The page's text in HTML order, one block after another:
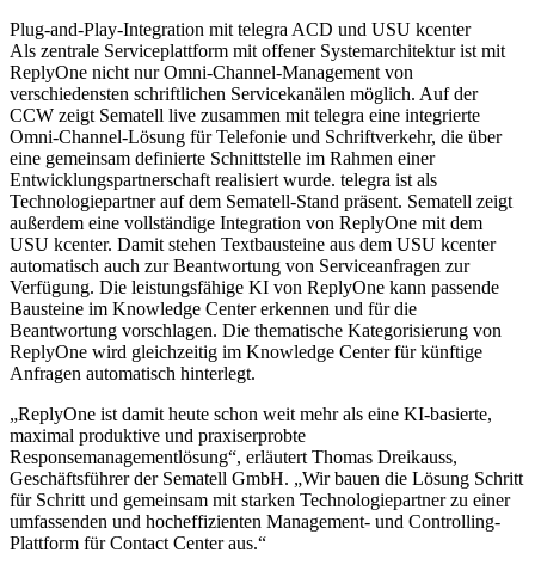
Plug-and-Play-Integration mit telegra ACD und USU kcenter
Als zentrale Serviceplattform mit offener Systemarchitektur ist mit
ReplyOne nicht nur Omni-Channel-Management von
verschiedensten schriftlichen Servicekanälen möglich. Auf der
CCW zeigt Sematell live zusammen mit telegra eine integrierte
Omni-Channel-Lösung für Telefonie und Schriftverkehr, die über
eine gemeinsam definierte Schnittstelle im Rahmen einer
Entwicklungspartnerschaft realisiert wurde. telegra ist als
Technologiepartner auf dem Sematell-Stand präsent. Sematell zeigt
außerdem eine vollständige Integration von ReplyOne mit dem
USU kcenter. Damit stehen Textbausteine aus dem USU kcenter
automatisch auch zur Beantwortung von Serviceanfragen zur
Verfügung. Die leistungsfähige KI von ReplyOne kann passende
Bausteine im Knowledge Center erkennen und für die
Beantwortung vorschlagen. Die thematische Kategorisierung von
ReplyOne wird gleichzeitig im Knowledge Center für künftige
Anfragen automatisch hinterlegt.
„ReplyOne ist damit heute schon weit mehr als eine KI-basierte,
maximal produktive und praxiserprobte
Responsemanagementlösung“, erläutert Thomas Dreikauss,
Geschäftsführer der Sematell GmbH. „Wir bauen die Lösung Schritt
für Schritt und gemeinsam mit starken Technologiepartner zu einer
umfassenden und hocheffizienten Management- und Controlling-
Plattform für Contact Center aus.“